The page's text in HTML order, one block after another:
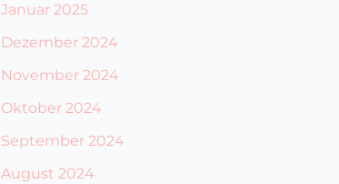
Januar 2025
Dezember 2024
November 2024
Oktober 2024
September 2024
August 2024